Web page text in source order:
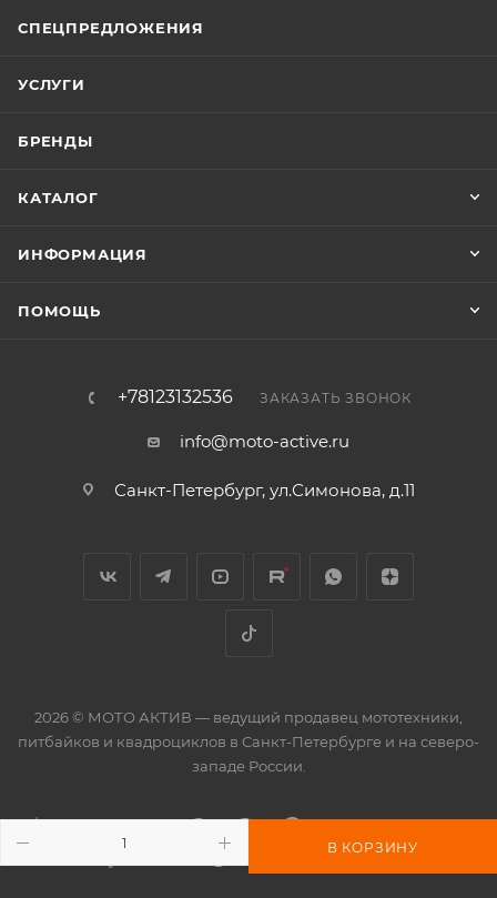
В КОРЗИНУ
СПЕЦПРЕДЛОЖЕНИЯ
УСЛУГИ
БРЕНДЫ
КАТАЛОГ
ИНФОРМАЦИЯ
ПОМОЩЬ
+78123132536 ЗАКАЗАТЬ ЗВОНОК
info@moto-active.ru
Санкт-Петербург, ул.Симонова, д.11
2026 © МОТО АКТИВ — ведущий продавец мототехники,
питбайков и квадроциклов в Санкт-Петербурге и на северо-
западе России.